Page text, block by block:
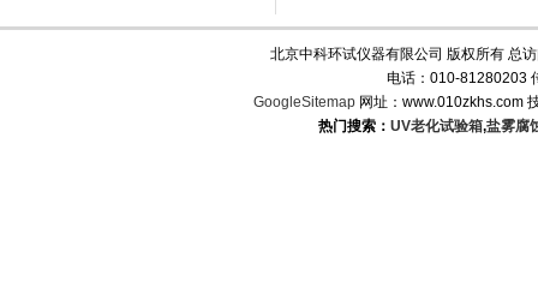
北京中科环试仪器有限公司 版权所有 总
电话：010-81280203
GoogleSitemap 网址：www.010zkhs.com
热门搜索： UV老化试验箱,盐雾腐